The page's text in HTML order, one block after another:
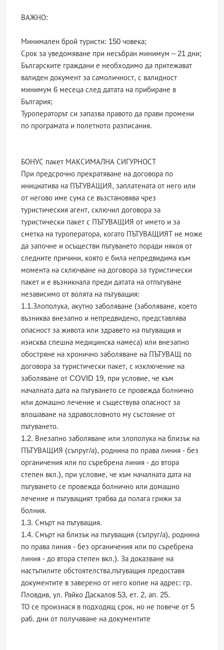
ВАЖНО:
Минимален брой туристи: 150 човека;
Срок за уведомяване при несъбран минимум – 21 дни;
Българските граждани е необходимо да притежават
валиден документ за самоличност, с валидност
минимум 6 месеца след датата на прибиране в
България;
Туроператорът си запазва правото да прави промени
по програмата и полетното разписания.
БОНУС пакет МАКСИМАЛНА СИГУРНОСТ
При предсрочно прекратяване на договора по
инициатива на ПЪТУВАЩИЯ, заплатената от него или
от негово име сума се възстановява чрез
туристическия агент, сключил договора за
туристически пакет с ПЪТУВАЩИЯ от името и за
сметка на туроператора, когато ПЪТУВАЩИЯТ не може
да започне и осъществи пътуването поради някоя от
следните причини, която е била непредвидима към
момента на сключване на договора за туристически
пакет и е възникнала преди датата на отпътуване
независимо от волята на пътуващия:
1.1.Злополука, акутно заболяване (заболяване, което
възниква внезапно и непредвидено, представлява
опасност за живота или здравето на пътуващия и
изисква спешна медицинска намеса) или внезапно
обостряне на хронично заболяване на ПЪТУВАЩ по
договора за туристически пакет, с изключение на
заболяване от COVID 19, при условие, че към
началната дата на пътуването се провежда болнично
или домашно лечение и съществува опасност за
влошаване на здравословното му състояние от
пътуването.
1.2. Внезапно заболяване или злополука на близък на
ПЪТУВАЩИЯ (съпруг/а), роднина по права линия - без
органичения или по съребрена линия - до втора
степен вкл.), при условие, че към началната дата на
пътуването се провежда болнично или домашно
лечение и пътуващият трябва да полага грижи за
болния.
1.3. Смърт на пътуващия.
1.4. Смърт на близък на пътуващия (съпруг/а), роднина
по права линия - без органичения или по съребрена
линия - до втора степен вкл.). За доказване на
настъпилите обстоятелства,пътуващия предоставя
документите в заверено от него копие на адрес: гр.
Пловдив, ул. Райко Даскалов 53, ет. 2, ап. 25.
ТО се произнася в подходящ срок, но не повече от 5
раб. дни от получаване на документите